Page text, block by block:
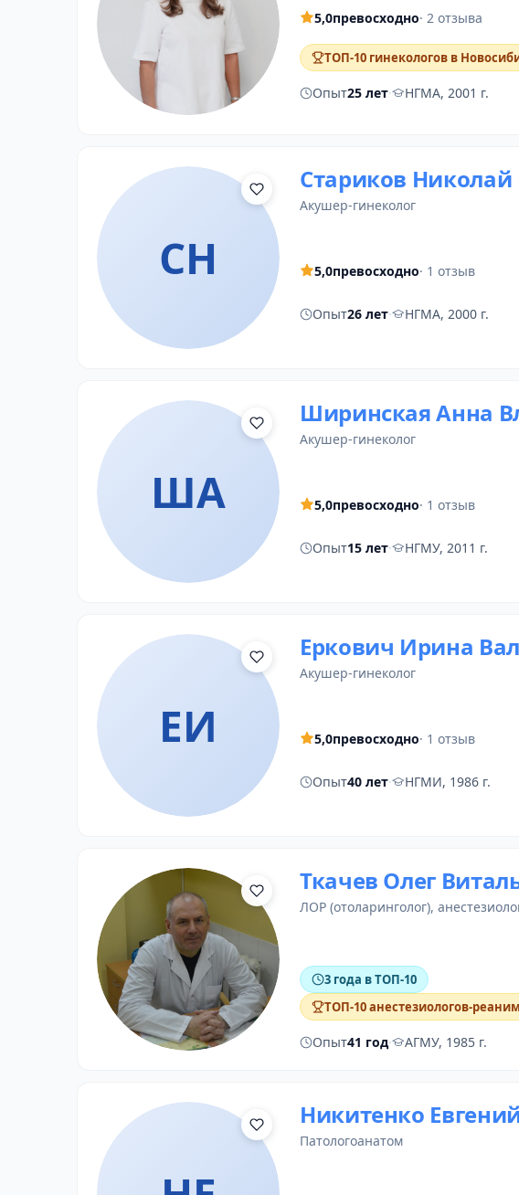
5,0превосходно· 2 отзыва
ТОП-10 гинекологов в
Опыт25 лет· НГМА, 2001 г.
СН
Стариков Николай
акушер-гинеколог
5,0превосходно· 1 отзыв
Опыт26 лет· НГМА, 2000 г.
ША
Ширинская Анна
акушер-гинеколог
5,0превосходно· 1 отзыв
Опыт15 лет· НГМУ, 2011 г.
ЕИ
Еркович Ирина
акушер-гинеколог
5,0превосходно· 1 отзыв
Опыт40 лет· НГМИ, 1986 г.
Ткачев Олег
ЛОР (отоларинголог),
3 года в ТОП-10
ТОП-10 анестезиологов-
Опыт41 год· АГМУ, 1985 г.
Никитенко
патологоанатом